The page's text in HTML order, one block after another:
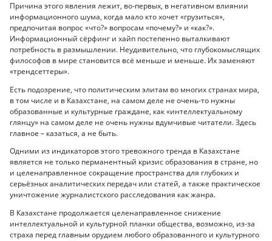
Причина этого явления лежит, во-первых, в негативном влиянии
информационного шума, когда мало кто хочет «грузиться»,
предпочитая вопрос «что?» вопросам «почему?» и «как?».
Информационный сёрфинг и хайп постепенно выталкивают
потребность в размышлении. Неудивительно, что глубокомыслящих
философов в мире становится всё меньше и меньше. Их заменяют
«трендсеттеры».
Есть подозрение, что политическим элитам во многих странах мира,
в том числе и в Казахстане, на самом деле не очень-то нужны
образованные и культурные граждане, как «интеллектуальному
глянцу» на самом деле не очень нужны вдумчивые читатели. Здесь
главное – казаться, а не быть.
Одними из индикаторов этого тревожного тренда в Казахстане
является не только перманентный кризис образования в стране, но
и целенаправленное сокращение пространства для глубоких и
серьёзных аналитических передач или статей, а также практическое
уничтожение журналистского расследования как жанра.
В Казахстане продолжается целенаправленное снижение
интеллектуальной и культурной планки общества, возможно, из-за
страха перед главным орудием любого образованного и культурного